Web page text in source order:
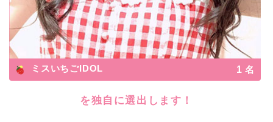
ミスいちごIDOL 1 名
を独自に選出します！